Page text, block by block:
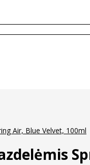
Air, Blue Velvet, 100ml